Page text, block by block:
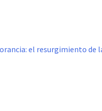
el resurgimiento de